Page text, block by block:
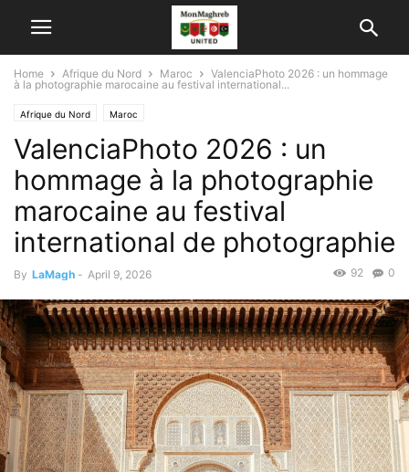
Home Afrique du Nord Maroc
ValenciaPhoto 2026 : un hommage
à la photographie marocaine au festival international...
Afrique du Nord Maroc
ValenciaPhoto 2026 : un
hommage à la photographie
marocaine au festival
international de photographie
By LaMagh - April 9, 2026 0
92